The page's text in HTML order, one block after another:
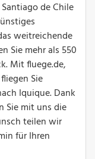
de Chile
weitreichende
Sie mehr als 550
Mit fluege.de,
Sie
Iquique. Dank
Sie mit uns die
teilen wir
für Ihren